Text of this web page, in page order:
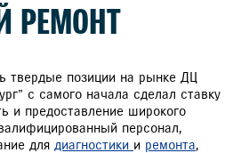
РЕМОНТ
твердые позиции на рынке ДЦ
с самого начала сделал ставку
и предоставление широкого
персонал,
для диагностики и ремонта,